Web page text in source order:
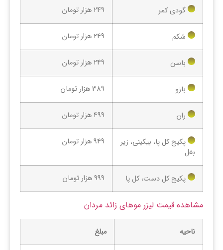
گودی کمر 249 هزار تومان
شکم 249 هزار تومان
باسن 249 هزار تومان
بازو 389 هزار تومان
ران 499 هزار تومان
پکیج کل پا، بیکینی، زیر
بغل
949 هزار تومان
پکیج کل دست، کل پا 999 هزار تومان
مشاهده قیمت لیزر موهای زائد مردان
ناحیه مبلغ